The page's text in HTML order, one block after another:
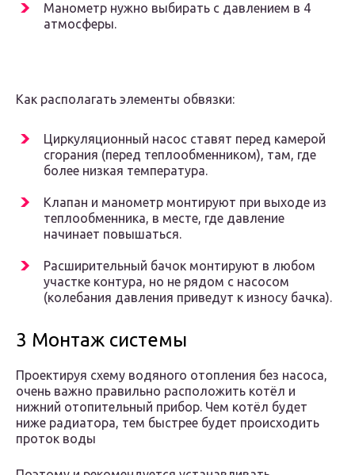
Манометр нужно выбирать с давлением в 4
атмосферы.
Как располагать элементы обвязки:
Циркуляционный насос ставят перед камерой
сгорания (перед теплообменником), там, где
более низкая температура.
Клапан и манометр монтируют при выходе из
теплообменника, в месте, где давление
начинает повышаться.
Расширительный бачок монтируют в любом
участке контура, но не рядом с насосом
(колебания давления приведут к износу бачка).
3 Монтаж системы
Проектируя схему водяного отопления без насоса,
очень важно правильно расположить котёл и
нижний отопительный прибор. Чем котёл будет
ниже радиатора, тем быстрее будет происходить
проток воды